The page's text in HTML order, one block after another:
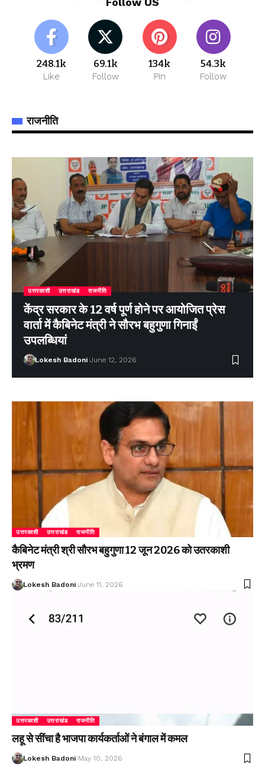
248.1k
Like
69.1k
Follow
134k
Pin
54.3k
Follow
राजनीति
उत्तरकाशी उत्तराखंड राजनीति
केंद्र सरकार के 12 वर्ष पूर्ण होने पर आयोजित प्रेस
वार्ता में कैबिनेट मंत्री ने सौरभ बहुगुणा गिनाईं
उपलब्धियां
Lokesh Badoni June 12, 2026
उत्तरकाशी उत्तराखंड राजनीति
कैबिनेट मंत्री श्री सौरभ बहुगुणा 12 जून 2026 को उतरकाशी
भ्रमण
Lokesh Badoni June 11, 2026
उत्तरकाशी उत्तराखंड राजनीति
लहू से सींचा है भाजपा कार्यकर्ताओं ने बंगाल में कमल
Lokesh Badoni May 10, 2026